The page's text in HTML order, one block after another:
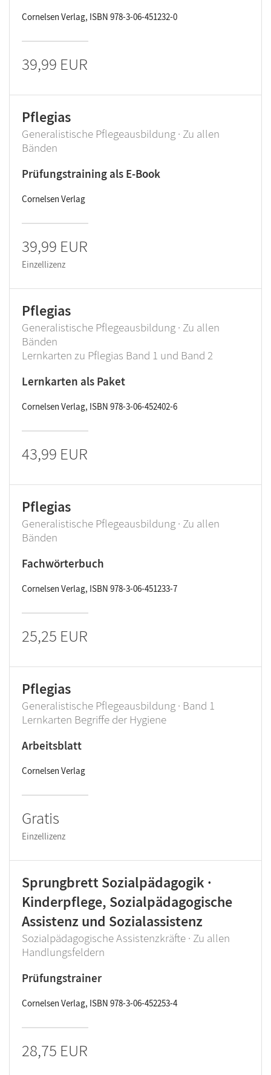
Cornelsen Verlag, ISBN 978-3-06-451232-0
39,99 EUR
Pflegias
Generalistische Pflegeausbildung · Zu allen
Bänden
Prüfungstraining als E-Book
Cornelsen Verlag
39,99 EUR
Einzellizenz
Pflegias
Generalistische Pflegeausbildung · Zu allen
Bänden
Lernkarten zu Pflegias Band 1 und Band 2
Lernkarten als Paket
Cornelsen Verlag, ISBN 978-3-06-452402-6
43,99 EUR
Pflegias
Generalistische Pflegeausbildung · Zu allen
Bänden
Fachwörterbuch
Cornelsen Verlag, ISBN 978-3-06-451233-7
25,25 EUR
Pflegias
Generalistische Pflegeausbildung · Band 1
Lernkarten Begriffe der Hygiene
Arbeitsblatt
Cornelsen Verlag
Gratis
Einzellizenz
Sprungbrett Sozialpädagogik ·
Kinderpflege, Sozialpädagogische
Assistenz und Sozialassistenz
Sozialpädagogische Assistenzkräfte · Zu allen
Handlungsfeldern
Prüfungstrainer
Cornelsen Verlag, ISBN 978-3-06-452253-4
28,75 EUR